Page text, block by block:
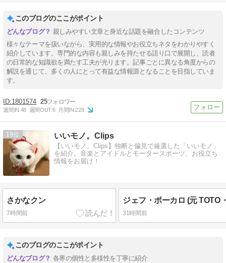
このブログのここがポイント
親しみやすい文章と身近な話題を融合したコンテンツ
様々なテーマを扱いながら、実用的な情報やお役立ちネタをわかりやすく
紹介しています。専門的な内容も親しみを持たせる語り口で展開し、読者
の日常的な知識欲を満たす工夫が光ります。記事ごとに異なる角度からの
解説を通じて、多くの人にとって有益な情報源となることを目指していま
す。
1801574 25
週間IN:48 週間OUT:6 月間IN:228
19 いいモノ。Clips
【いいモノ。Clips】独断と偏見で厳選した「いいモノ」
を紹介。音楽とアイドルとモータースポーツ、お役立ち
情報をお届け！
さかなクン
7時間前
ジェフ・ポーカロ (元 TOTO
31時間前
このブログのここがポイント
各界の個性と多様性を丁寧に紹介